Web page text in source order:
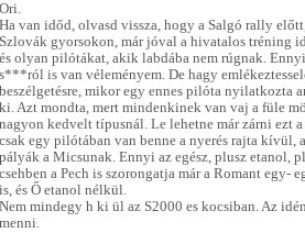
Ori.
Ha van időd, olvasd vissza, hogy a Salgó rally
Szlovák gyorsokon, már jóval a hivatalos tréning
és olyan pilótákat, akik labdába nem rúgnak.
s***ról is van véleményem. De hagy
beszélgetésre, mikor egy ennes pilóta nyilatkozta
ki. Azt mondta, mert mindenkinek van vaj a füle
nagyon kedvelt típusnál. Le lehetne már zárni ezt
csak egy pilótában van benne a nyerés rajta kívül,
pályák a Micsunak. Ennyi az egész, plusz etanol,
csehben a Pech is szorongatja már a Romant egy-
is, és Ő etanol nélkül.
Nem mindegy h ki ül az S2000 es kocsiban. Az
menni.